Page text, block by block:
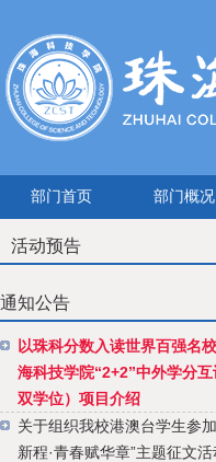
部门首页 部门概况
活动预告
通知公告
以珠科分数入读世界百强
海科技学院“2+2”中外学分
双学位）项目介绍
关于组织我校港澳台学生参
新程·青春赋华章”主题征文